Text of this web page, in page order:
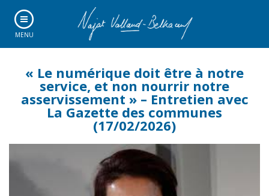
MENU
« Le numérique doit être à notre
service, et non nourrir notre
asservissement » – Entretien avec
La Gazette des communes
(17/02/2026)